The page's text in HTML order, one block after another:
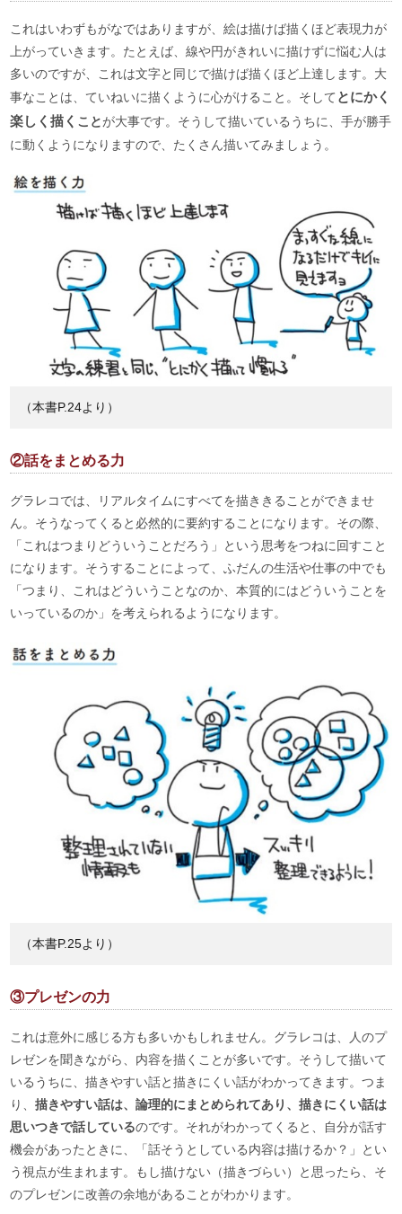
これはいわずもがなではありますが、絵は描けば描くほど表現力が
上がっていきます。たとえば、線や円がきれいに描けずに悩む人は
多いのですが、これは文字と同じで描けば描くほど上達します。大
事なことは、ていねいに描くように心がけること。そして とにかく
楽しく描く ことが大事です。そうして描いているうちに、手が勝手
に動くようになりますので、たくさん描いてみましょう。
（本書P.24より）
②話をまとめる力
グラレコでは、リアルタイムにすべてを描ききることができませ
ん。そうなってくると必然的に要約することになります。その際、
「これはつまりどういうことだろう」という思考をつねに回すこと
になります。そうすることによって、ふだんの生活や仕事の中でも
「つまり、これはどういうことなのか、本質的にはどういうことを
いっているのか」を考えられるようになります。
（本書P.25より）
③プレゼンの力
これは意外に感じる方も多いかもしれません。グラレコは、人のプ
レゼンを聞きながら、内容を描くことが多いです。そうして描いて
いるうちに、描きやすい話と描きにくい話がわかってきます。つま
り、描きやすい話は、論理的にまとめられてあり、描きにくい話は
思いつきで話しているのです。それがわかってくると、自分が話す
機会があったときに、「話そうとしている内容は描けるか？」とい
う視点が生まれます。もし描けない（描きづらい）と思ったら、そ
のプレゼンに改善の余地があることがわかります。